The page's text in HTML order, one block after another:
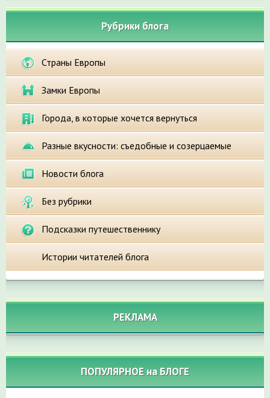
Рубрики блога
Страны Европы
Замки Европы
Города, в которые хочется вернуться
Разные вкусности: съедобные и созерцаемые
Новости блога
Без рубрики
Подсказки путешественнику
Истории читателей блога
РЕКЛАМА
ПОПУЛЯРНОЕ на БЛОГЕ